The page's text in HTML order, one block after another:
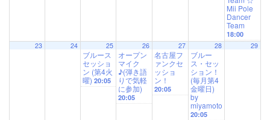
Mii Pole
Dancer
Team
18:00
23
24 25
ブルース
セッショ
ン (第4火
曜)20:05
26
オープン
マイク
♪(弾き語
りで気軽
に参加)
20:05
27
名古屋フ
ァンクセ
ッショ
ン！
20:05
28
ブルー
ス・セッ
ション！
(毎月第4
金曜日)
by
miyamoto
20:05
29